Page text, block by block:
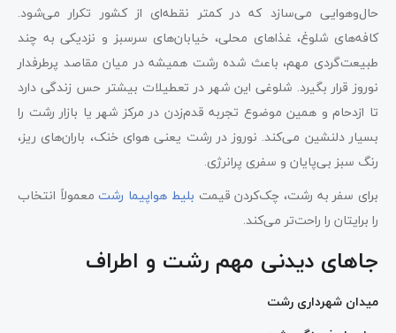
حال‌وهوایی می‌سازد که در کمتر نقطه‌ای از کشور تکرار می‌شود.
کافه‌های شلوغ، غذاهای محلی، خیابان‌های سرسبز و نزدیکی به چند
طبیعت‌گردی مهم، باعث شده رشت همیشه در میان مقاصد پرطرفدار
نوروز قرار بگیرد. شلوغی این شهر در تعطیلات بیشتر حس زندگی دارد
تا ازدحام و همین موضوع تجربه قدم‌زدن در مرکز شهر یا بازار رشت را
بسیار دلنشین می‌کند. نوروز در رشت یعنی هوای خنک، باران‌های ریز،
رنگ سبز بی‌پایان و سفری پرانرژی.
برای سفر به رشت، چک‌کردن قیمت بلیط هواپیما رشتمعمولاً انتخاب‌
را برایتان را راحت‌تر می‌کند.
جاهای دیدنی مهم رشت و اطراف
میدان شهرداری رشت